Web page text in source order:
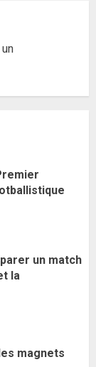
un match
la
magnets